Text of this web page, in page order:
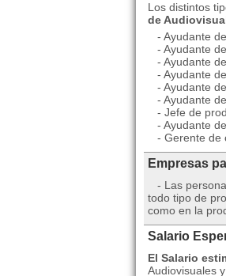
Los distintos
de
- Ayudante
- Ayudante
- Ayudante
- Ayudante
- Ayudante
- Ayudante
- Jefe de
- Ayudante
- Gerente de
Empresas
- Las
todo tipo de
como en la
Salario
El Salario
Audiovisuales